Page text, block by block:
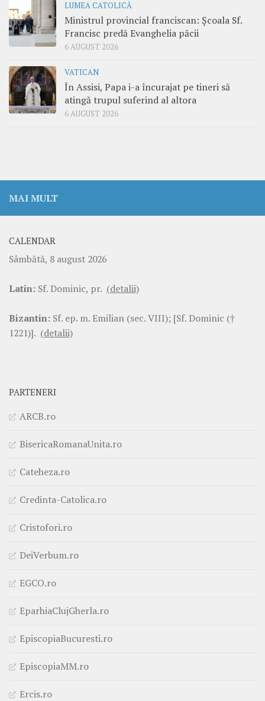
LUMEA CATOLICĂ
Ministrul provincial franciscan: Școala Sf.
Francisc predă Evanghelia păcii
6 AUGUST 2026
VATICAN
În Assisi, Papa i-a încurajat pe tineri să
atingă trupul suferind al altora
6 AUGUST 2026
MAI MULT
CALENDAR
Sâmbătă, 8 august 2026
Latin: Sf. Dominic, pr. (detalii)
Bizantin: Sf. ep. m. Emilian (sec. VIII); [Sf. Dominic (†
1221)]. (detalii)
PARTENERI
ARCB.ro
BisericaRomanaUnita.ro
Cateheza.ro
Credinta-Catolica.ro
Cristofori.ro
DeiVerbum.ro
EGCO.ro
EparhiaClujGherla.ro
EpiscopiaBucuresti.ro
EpiscopiaMM.ro
Ercis.ro